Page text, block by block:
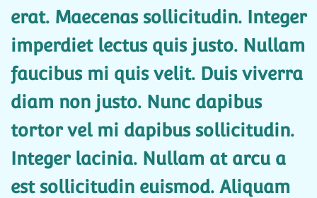
erat. Maecenas sollicitudin. Integer
imperdiet lectus quis justo. Nullam
faucibus mi quis velit. Duis viverra
diam non justo. Nunc dapibus
tortor vel mi dapibus sollicitudin.
Integer lacinia. Nullam at arcu a
est sollicitudin euismod. Aliquam